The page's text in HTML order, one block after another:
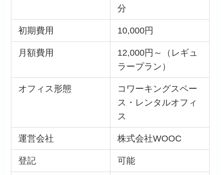
分
初期費用 10,000円
月額費用
12,000円～（レギュ
ラープラン）
オフィス形態
コワーキングスペー
ス・レンタルオフィ
ス
運営会社 株式会社WOOC
登記 可能